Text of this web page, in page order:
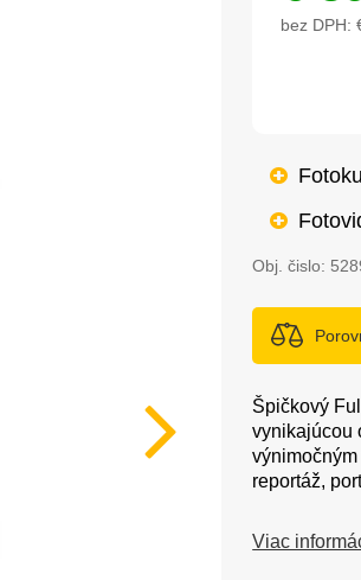
bez DPH:
Obj. čislo:
Špičkový
vynikajúcou
reportáž,
Viac